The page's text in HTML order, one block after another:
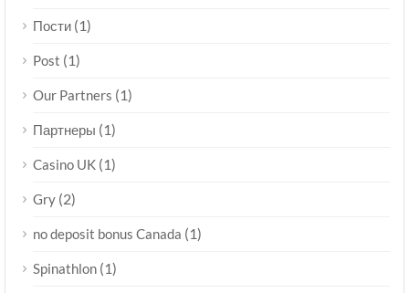
Пости (1)
Post (1)
Our Partners (1)
Партнеры (1)
Casino UK (1)
Gry (2)
no deposit bonus Canada (1)
Spinathlon (1)